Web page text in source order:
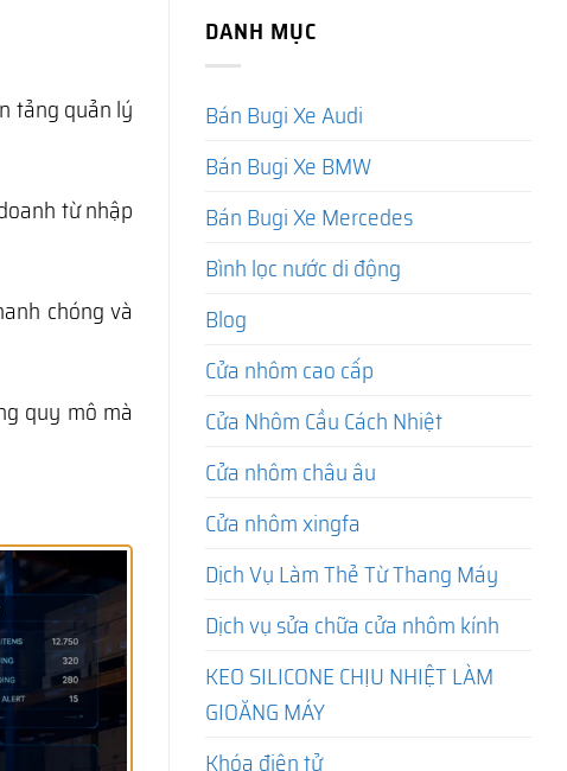
tảng quản lý
từ nhập
chóng và
quy mô mà
DANH MỤC
Bán Bugi Xe Audi
Bán Bugi Xe BMW
Bán Bugi Xe Mercedes
Bình lọc nước di động
Blog
Cửa nhôm cao cấp
Cửa Nhôm Cầu Cách Nhiệt
Cửa nhôm châu âu
Cửa nhôm xingfa
Dịch Vụ Làm Thẻ Từ Thang Máy
Dịch vụ sửa chữa cửa nhôm kính
KEO SILICONE CHỊU NHIỆT LÀM
GIOĂNG MÁY
Khóa điện tử